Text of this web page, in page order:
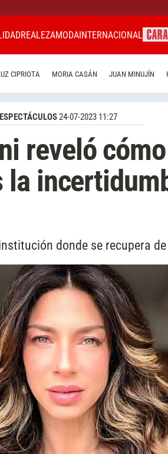
REALEZAMODAINTERNACIONAL
CIPRIOTA MORIA CASÁN JUAN MINUJÍN
ESPECTÁCULOS24-07-2023 11:27
reveló
la
donde se recupera